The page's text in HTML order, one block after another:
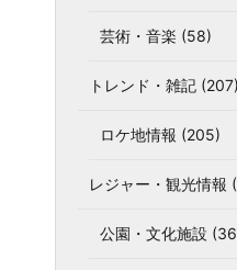
芸術・音楽 (58)
トレンド・雑記 (207)
ロケ地情報 (205)
レジャー・観光情報
公園・文化施設